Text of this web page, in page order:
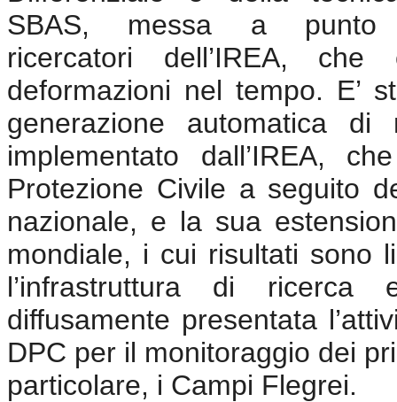
SBAS, messa a punto
ricercatori dell’IREA,
deformazioni nel tempo. E’
generazione automatica
implementato dall’IREA, che
Protezione Civile a seguito
nazionale, e la sua
mondiale, i cui risultati sono
l’infrastruttura di ricerca
diffusamente presentata
DPC per il monitoraggio dei
particolare, i Campi Flegrei.